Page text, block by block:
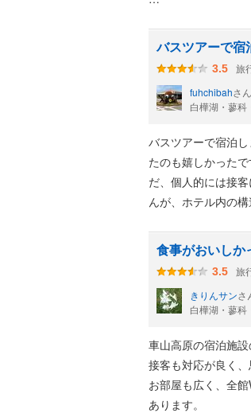
現在は信州綜合開
宿泊した部屋は、
建物の端のほうな
ホテル館内の各レ
客室にはカプセル
センター棟地下１
佳景の散歩道が八
レストラン
Main Dining Room
レストラン COMO
欧風レストラン 「
Lounge Rigi：「
バスツアーで宿
3.5
旅
fuhchibahさ
白樺湖・蓼科
バスツアーで宿泊
たのも嬉しかった
だ、個人的には接
んが、ホテル内の
食事がおいしか
3.5
旅
きりんサンさ
白樺湖・蓼
車山高原の宿泊施
接客も対応が良く
お部屋も広く、全
あります。